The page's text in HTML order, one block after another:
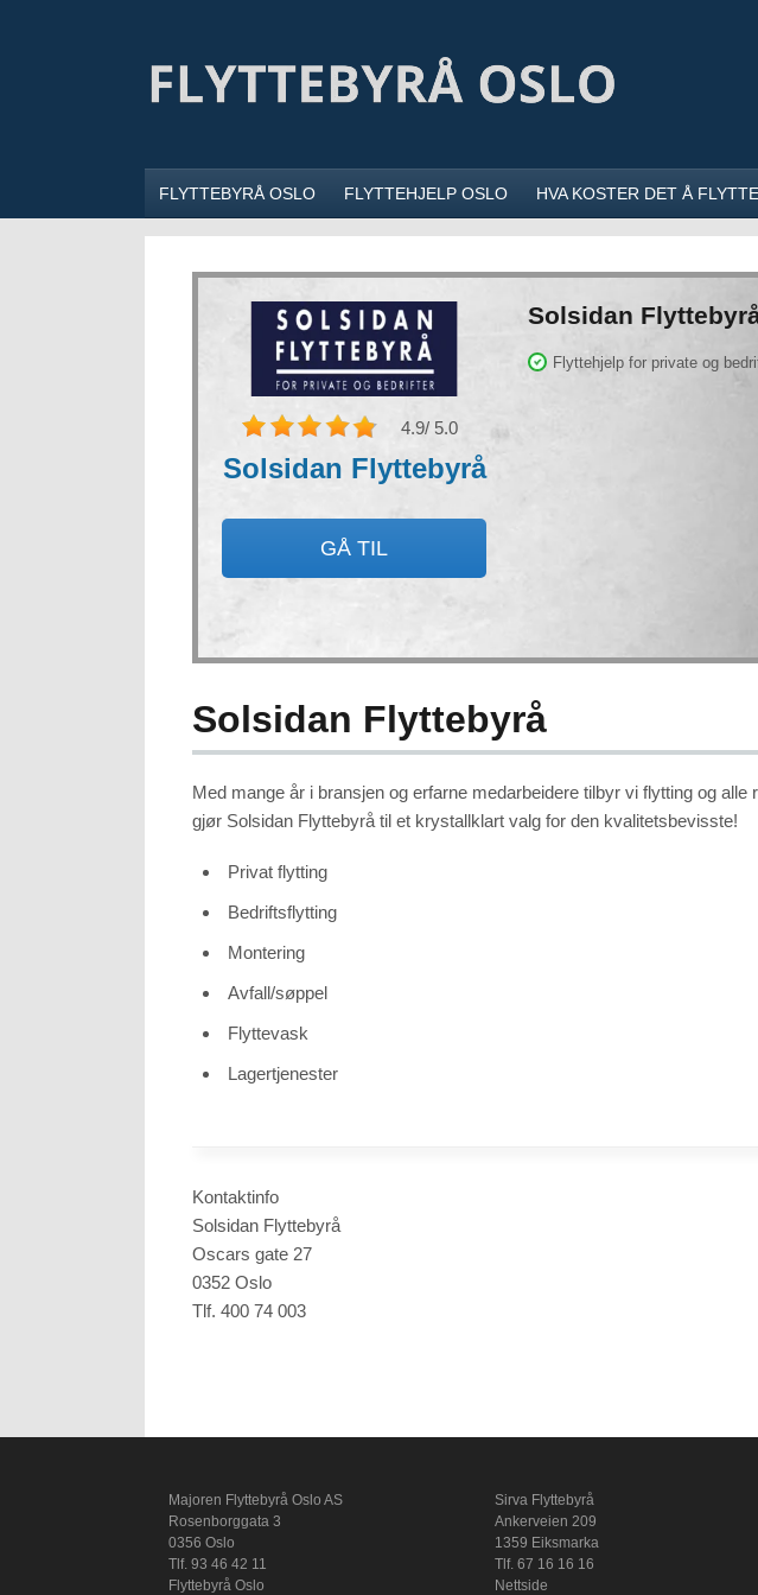
FLYTTEBYRÅ OSLO FLYTTEHJELP OSLO HVA KOSTER DET Å FLYTTE
4.9/ 5.0
Solsidan Flyttebyrå
GÅ TIL
Solsidan
Flyttehjelp for private og
Solsidan Flyttebyrå
Med mange år i bransjen og erfarne medarbeidere tilbyr vi flytting og
gjør Solsidan Flyttebyrå til et krystallklart valg for den kvalitetsbevisste!
Privat flytting
Bedriftsflytting
Montering
Avfall/søppel
Flyttevask
Lagertjenester
Kontaktinfo
Solsidan Flyttebyrå
Oscars gate 27
0352 Oslo
Tlf. 400 74 003
Majoren Flyttebyrå Oslo AS
Rosenborggata 3
0356 Oslo
Tlf. 93 46 42 11
Flyttebyrå Oslo
Sirva Flyttebyrå
Ankerveien 209
1359 Eiksmarka
Tlf. 67 16 16 16
Nettside